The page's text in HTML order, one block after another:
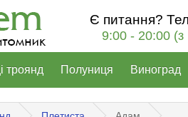
Є питання?
9:00 - 20:00
троянд Полуниця Виноград